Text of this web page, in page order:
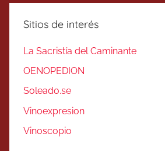
Sitios de interés
La Sacristía del Caminante
OENOPEDION
Soleado.se
Vinoexpresion
Vinoscopio